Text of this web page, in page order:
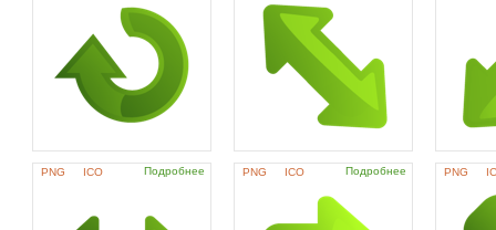
PNG ICO Подробнее PNG ICO Подробнее PNG